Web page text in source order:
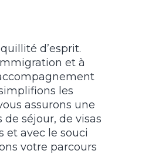
d’esprit.
et à
les
assurons une
séjour, de visas
et avec le souci
votre parcours